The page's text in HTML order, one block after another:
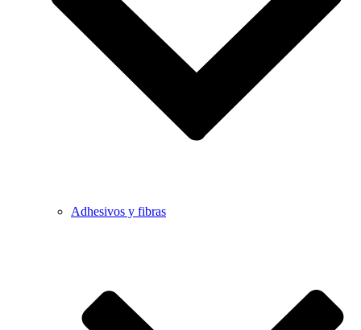
Adhesivos y fibras